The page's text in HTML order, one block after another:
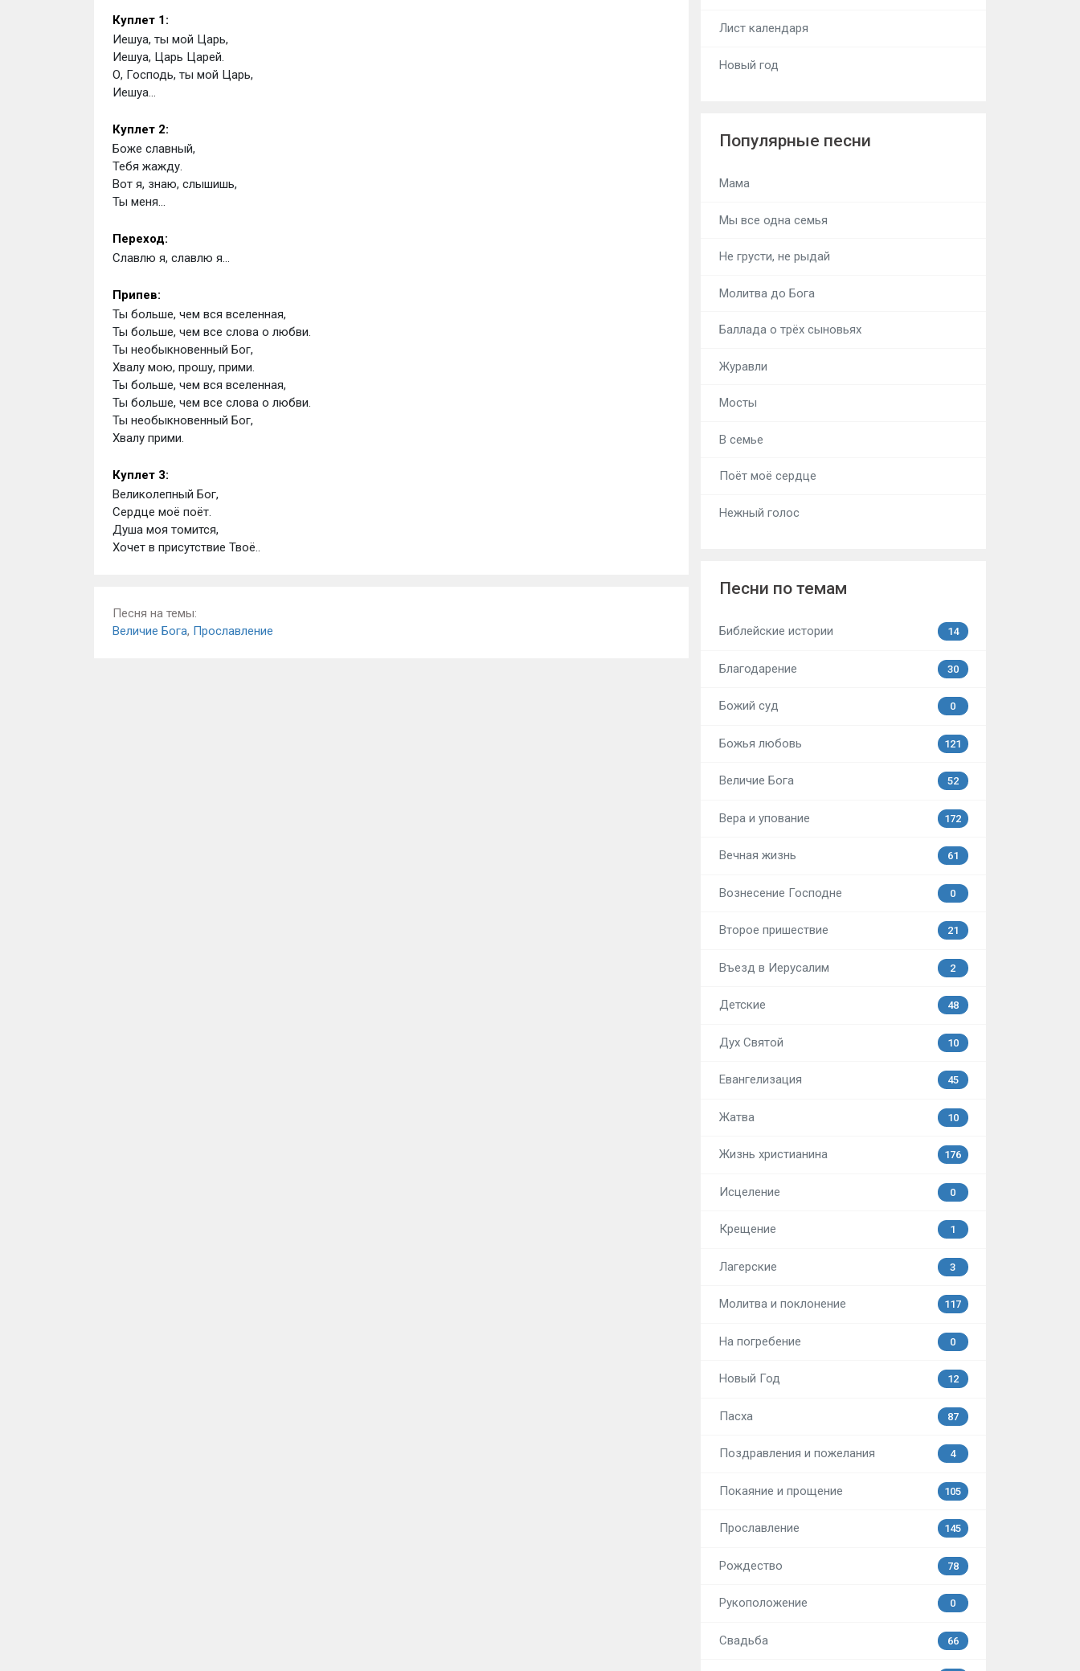
Куплет 1:
Иешуа, ты мой Царь,
Иешуа, Царь Царей.
О, Господь, ты мой Царь,
Иешуа...
Куплет 2:
Боже славный,
Тебя жажду.
Вот я, знаю, слышишь,
Ты меня...
Переход:
Славлю я, славлю я...
Припев:
Ты больше, чем вся вселенная,
Ты больше, чем все слова о любви.
Ты необыкновенный Бог,
Хвалу мою, прошу, прими.
Ты больше, чем вся вселенная,
Ты больше, чем все слова о любви.
Ты необыкновенный Бог,
Хвалу прими.
Куплет 3:
Великолепный Бог,
Сердце моё поёт.
Душа моя томится,
Хочет в присутствие Твоё..
Песня на темы:
Величие Бога, Прославление
Лист календаря
Новый год
Популярные песни
Мама
Мы все одна семья
Не грусти, не рыдай
Молитва до Бога
Баллада о трёх сыновьях
Журавли
Мосты
В семье
Поёт моё сердце
Нежный голос
Песни по темам
Библейские истории 14
Благодарение 30
Божий суд 0
Божья любовь 121
Величие Бога 52
Вера и упование 172
Вечная жизнь 61
Вознесение Господне 0
Второе пришествие 21
Въезд в Иерусалим 2
Детские 48
Дух Святой 10
Евангелизация 45
Жатва 10
Жизнь христианина 176
Исцеление 0
Крещение 1
Лагерские 3
Молитва и поклонение 117
На погребение 0
Новый Год 12
Пасха 87
Поздравления и пожелания 4
Покаяние и прощение 105
Прославление 145
Рождество 78
Рукоположение 0
Свадьба 66